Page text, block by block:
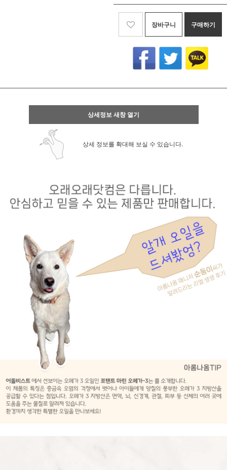
장바구니 구매하기
상세정보 새창 열기
상세 정보를 확대해 보실 수 있습니다.